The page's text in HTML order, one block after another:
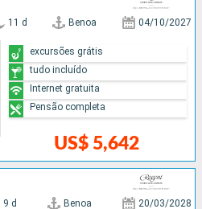
11 d Benoa 04/10/2027
US$ 5,642
excursões grátis
tudo incluído
Internet gratuita
Pensão completa
9 d Benoa 20/03/2028